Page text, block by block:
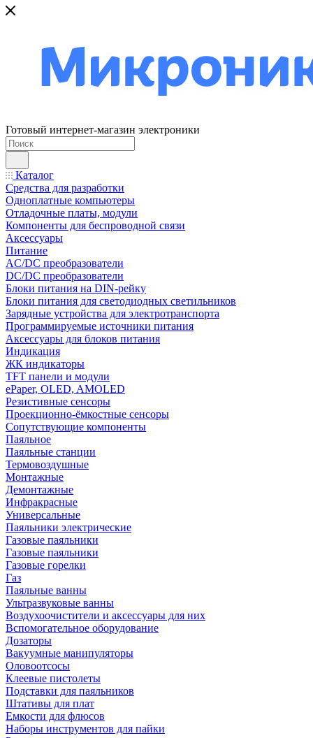
Готовый интернет-магазин электроники
Каталог
Средства для разработки
Одноплатные компьютеры
Отладочные платы, модули
Компоненты для беспроводной связи
Аксессуары
Питание
AC/DC преобразователи
DC/DC преобразователи
Блоки питания на DIN-рейку
Блоки питания для светодиодных светильников
Зарядные устройства для электротранспорта
Программируемые источники питания
Аксессуары для блоков питания
Индикация
ЖК индикаторы
TFT панели и модули
ePaper, OLED, AMOLED
Резистивные сенсоры
Проекционно-ёмкостные сенсоры
Сопутствующие компоненты
Паяльное
Паяльные станции
Термовоздушные
Монтажные
Демонтажные
Инфракрасные
Универсальные
Паяльники электрические
Газовые паяльники
Газовые паяльники
Газовые горелки
Газ
Паяльные ванны
Ультразвуковые ванны
Воздухоочистители и аксессуары для них
Вспомогательное оборудование
Дозаторы
Вакуумные манипуляторы
Оловоотсосы
Клеевые пистолеты
Подставки для паяльников
Штативы для плат
Емкости для флюсов
Наборы инструментов для пайки